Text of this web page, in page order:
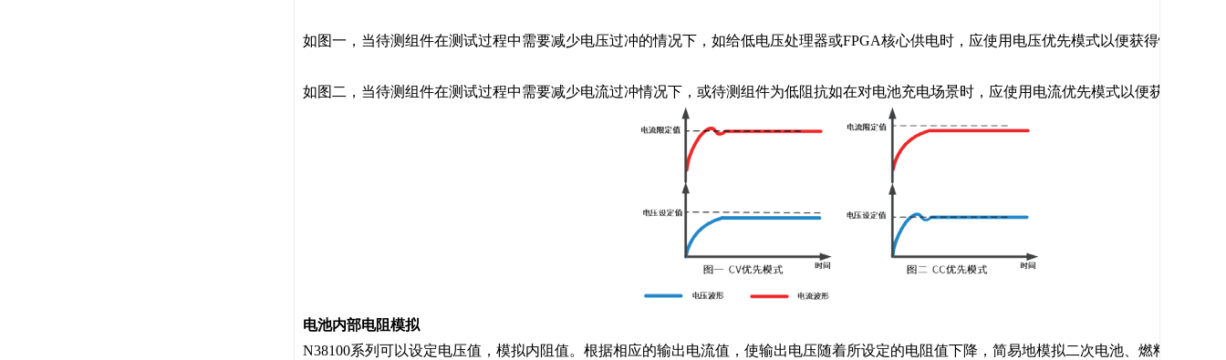
如图一，当待测组件在测试过程中需要减少电压过冲的情况下，如给低电压处理器或FPGA核心供电时，应使用电压优先模式以便获得快
如图二，当待测组件在测试过程中需要减少电流过冲情况下，或待测组件为低阻抗如在对电池充电场景时，应使用电流优先模式以便获
电池内部电阻模拟
N38100系列可以设定电压值，模拟内阻值。根据相应的输出电流值，使输出电压随着所设定的电阻值下降，简易地模拟二次电池、燃料电池、超